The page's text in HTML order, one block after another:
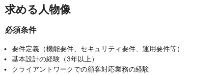
求める人物像
必須条件
要件定義（機能要件、セキュリティ要件、運用要件等）
基本設計の経験（3年以上）
クライアントワークでの顧客対応業務の経験